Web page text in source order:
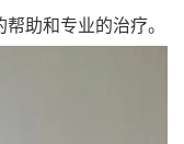
助和专业的治疗。